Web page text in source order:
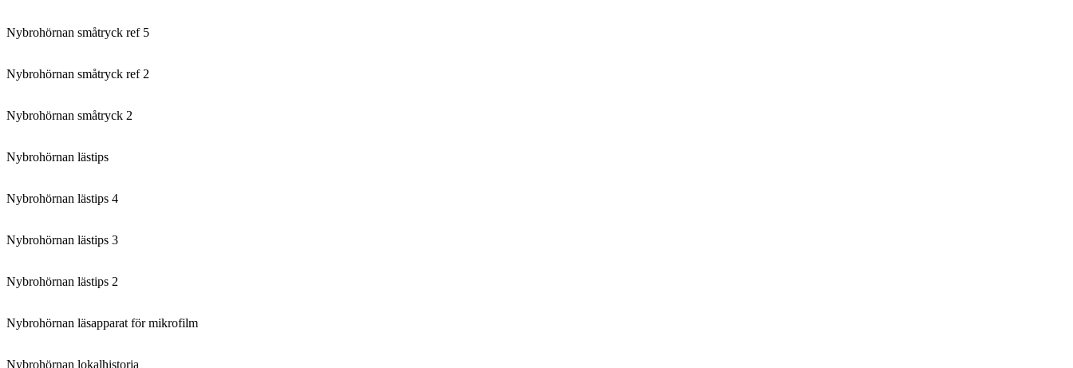
Nybrohörnan småtryck ref 5
Nybrohörnan småtryck ref 2
Nybrohörnan småtryck 2
Nybrohörnan lästips
Nybrohörnan lästips 4
Nybrohörnan lästips 3
Nybrohörnan lästips 2
Nybrohörnan läsapparat för mikrofilm
Nybrohörnan lokalhistoria